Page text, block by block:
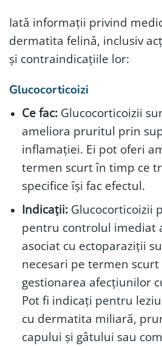
Iată informații privind
dermatita felină, inclusiv
și contraindicațiile lor:
Glucocorticoizi
Ce fac:Glucocorticoizii
ameliora pruritul prin
inflamației. Ei pot oferi
termen scurt în timp ce
specifice își fac efectul.
Indicații:Glucocorticoizii
pentru controlul imediat
asociat cu ectoparaziții
necesari pe termen
gestionarea afecțiunilor
Pot fi indicați pentru
cu dermatita miliară,
capului și gâtului sau